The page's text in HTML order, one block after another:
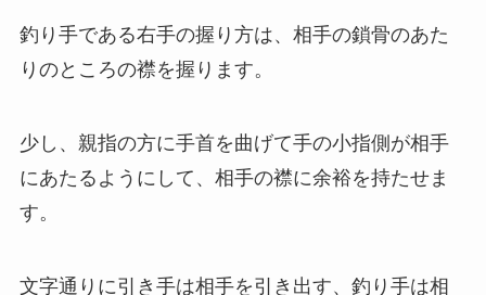
釣り手である右手の握り方は、相手の鎖骨のあた
りのところの襟を握ります。
少し、親指の方に手首を曲げて手の小指側が相手
にあたるようにして、相手の襟に余裕を持たせま
す。
文字通りに引き手は相手を引き出す、釣り手は相